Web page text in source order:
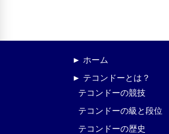
► ホーム
► テコンドーとは？
テコンドーの競技
テコンドーの級と段位
テコンドーの歴史